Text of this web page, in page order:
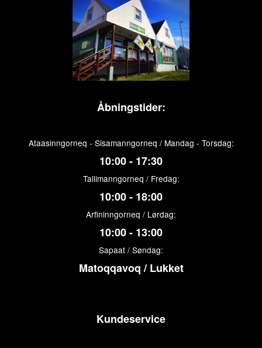
Åbningstider:
Ataasinngorneq - Sisamanngorneq / Mandag - Torsdag:
10:00 - 17:30
Tallimanngorneq / Fredag:
10:00 - 18:00
Arfininngorneq / Lørdag:
10:00 - 13:00
Sapaat / Søndag:
Matoqqavoq / Lukket
Kundeservice